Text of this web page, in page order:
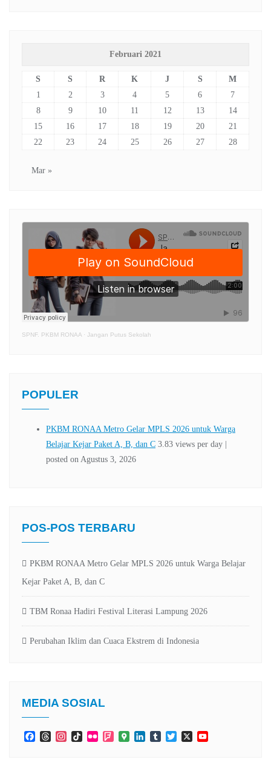
Februari 2021
S S R K J S
M
1
2 3 4 5 6
7
8
9 10 11 12 13
14
15
16 17 18 19 20
21
22
23 24 25 26 27 28
Mar »
SPNF. PKBM RONAA · Jangan Putus Sekolah
POPULER
POS-POS TERBARU
PKBM RONAA Metro Gelar MPLS 2026 untuk Warga Belajar
Kejar Paket A, B, dan C
TBM Ronaa Hadiri Festival Literasi Lampung 2026
Perubahan Iklim dan Cuaca Ekstrem di Indonesia
MEDIA SOSIAL
FacebookThreadsInstagramTikTokFlickr Foursquare
GoogleLinkedInTumblrTwitter
X